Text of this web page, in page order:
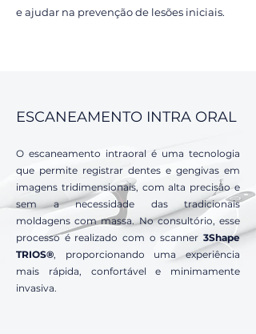
e ajudar na prevenção de lesões iniciais.
ESCANEAMENTO INTRA ORAL
O escaneamento intraoral é uma tecnologia
que permite registrar dentes e gengivas em
imagens tridimensionais, com alta precisão e
sem a necessidade das tradicionais
moldagens com massa. No consultório, esse
processo é realizado com o scanner 3Shape
TRIOS®, proporcionando uma experiência
mais rápida, confortável e minimamente
invasiva.